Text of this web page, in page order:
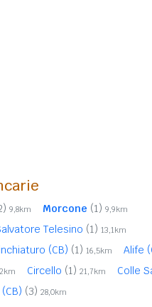
9,8km Morcone (1) 9,9km
Telesino (1) 13,1km
(CB) (1) 16,5km Alife
Circello (1) 21,7km Colle
(3) 28,0km